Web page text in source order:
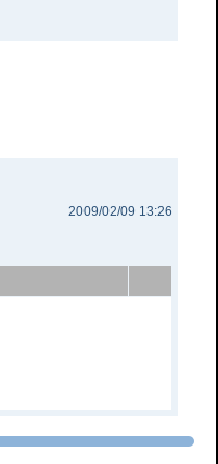
2009/02/09 13:26